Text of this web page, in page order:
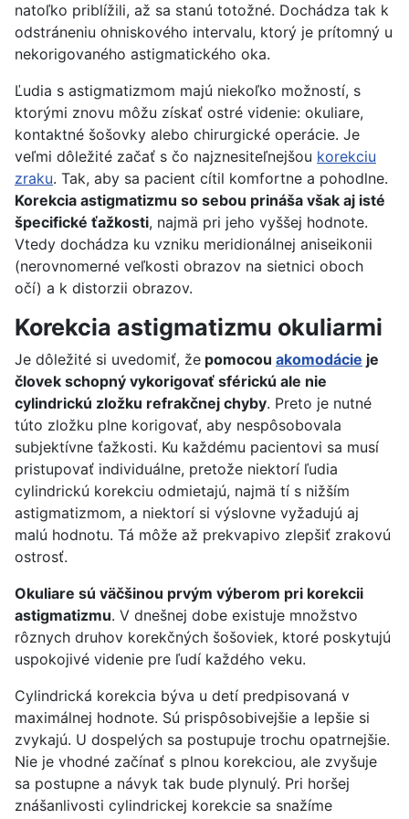
natoľko priblížili, až sa stanú totožné. Dochádza tak k
odstráneniu ohniskového intervalu, ktorý je prítomný u
nekorigovaného astigmatického oka.
Ľudia s astigmatizmom majú niekoľko možností, s
ktorými znovu môžu získať ostré videnie: okuliare,
kontaktné šošovky alebo chirurgické operácie. Je
veľmi dôležité začať s čo najznesiteľnejšou korekciu
zraku. Tak, aby sa pacient cítil komfortne a pohodlne.
Korekcia astigmatizmu so sebou prináša však aj isté
špecifické ťažkosti, najmä pri jeho vyššej hodnote.
Vtedy dochádza ku vzniku meridionálnej aniseikonii
(nerovnomerné veľkosti obrazov na sietnici oboch
očí) a k distorzii obrazov.
Korekcia astigmatizmu okuliarmi
Je dôležité si uvedomiť, že pomocou akomodácie je
človek schopný vykorigovať sférickú ale nie
cylindrickú zložku refrakčnej chyby. Preto je nutné
túto zložku plne korigovať, aby nespôsobovala
subjektívne ťažkosti. Ku každému pacientovi sa musí
pristupovať individuálne, pretože niektorí ľudia
cylindrickú korekciu odmietajú, najmä tí s nižším
astigmatizmom, a niektorí si výslovne vyžadujú aj
malú hodnotu. Tá môže až prekvapivo zlepšiť zrakovú
ostrosť.
Okuliare sú väčšinou prvým výberom pri korekcii
astigmatizmu. V dnešnej dobe existuje množstvo
rôznych druhov korekčných šošoviek, ktoré poskytujú
uspokojivé videnie pre ľudí každého veku.
Cylindrická korekcia býva u detí predpisovaná v
maximálnej hodnote. Sú prispôsobivejšie a lepšie si
zvykajú. U dospelých sa postupuje trochu opatrnejšie.
Nie je vhodné začínať s plnou korekciou, ale zvyšuje
sa postupne a návyk tak bude plynulý. Pri horšej
znášanlivosti cylindrickej korekcie sa snažíme